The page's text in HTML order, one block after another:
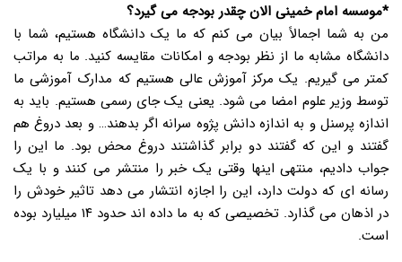
*موسسه امام خمینی الان چقدر بودجه می گیرد؟
من به شما اجمالاً بیان می کنم که ما یک دانشگاه هستیم، شما با
دانشگاه مشابه ما از نظر بودجه و امکانات مقایسه کنید. ما به مراتب
کمتر می گیریم. یک مرکز آموزش عالی هستیم که مدارک آموزشی ما
توسط وزیر علوم امضا می شود. یعنی یک جای رسمی هستیم. باید به
اندازه پرسنل و به اندازه دانش پژوه سرانه اگر بدهند… و بعد دروغ هم
گفتند و این که گفتند دو برابر گذاشتند دروغ محض بود. ما این را
جواب دادیم، منتهی اینها وقتی یک خبر را منتشر می کنند و با یک
رسانه ای که دولت دارد، این را اجازه انتشار می دهد تاثیر خودش را
در اذهان می گذارد. تخصیصی که به ما داده اند حدود ۱۴ میلیارد بوده
است.